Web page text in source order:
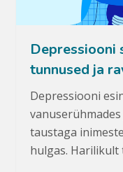
Depressiooni
tunnused ja
Depressiooni
taustaga
hulgas. Harilikult